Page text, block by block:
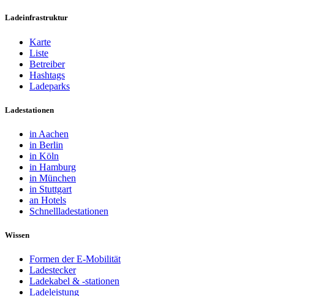
Ladeinfrastruktur
Karte
Liste
Betreiber
Hashtags
Ladeparks
Ladestationen
in Aachen
in Berlin
in Köln
in Hamburg
in München
in Stuttgart
an Hotels
Schnellladestationen
Wissen
Formen der E-Mobilität
Ladestecker
Ladekabel & -stationen
Ladeleistung